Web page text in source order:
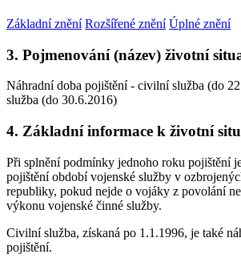
Základní znění Rozšířené znění Úplné znění
3. Pojmenování (název) životní
Náhradní doba pojištění - civilní služba (do
služba (do 30.6.2016)
4. Základní informace k životní
Při splnění podmínky jednoho roku pojištění
pojištění období vojenské služby v
republiky, pokud nejde o vojáky z povolání
výkonu vojenské činné služby.
Civilní služba, získaná po 1.1.1996, je také
pojištění.